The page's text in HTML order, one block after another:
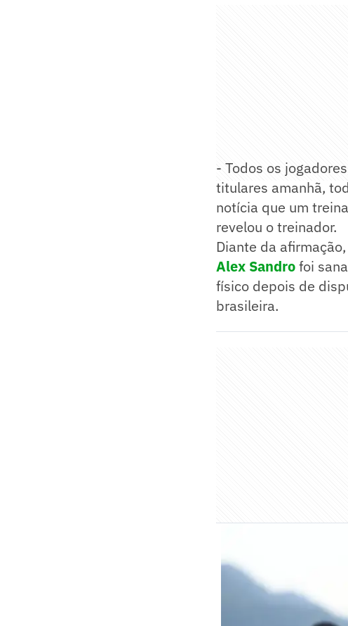
- Todos os
titulares amanhã,
notícia que um
revelou o treinador.
Diante da
Alex Sandrofoi
físico depois de
brasileira.